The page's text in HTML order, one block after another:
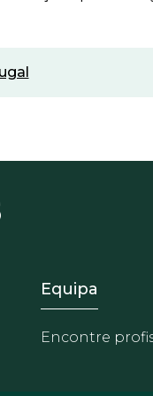
Nosotros
Footer -
Equipa
Encontre